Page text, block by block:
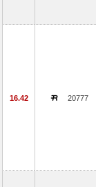
16.42 20777